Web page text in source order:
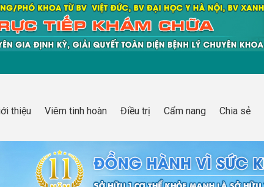
thiệu Viêm tinh hoàn Điều trị Cẩm nang Chia sẻ